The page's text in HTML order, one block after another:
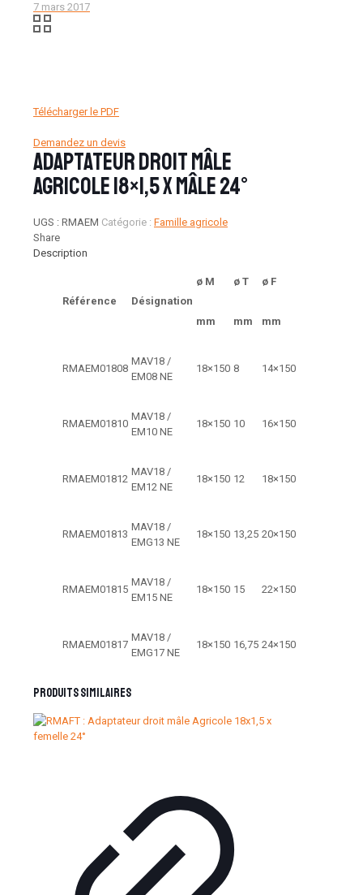
7 mars 2017
Télécharger le PDF
Demandez un devis
Adaptateur droit mâle
Agricole 18×1,5 x mâle 24°
UGS : RMAEM Catégorie : Famille agricole
Share
Description
Référence Désignation
ø M ø T ø F
mm mm mm
RMAEM01808
MAV18 /
EM08 NE
18×150 8 14×150
RMAEM01810
MAV18 /
EM10 NE
18×150 10 16×150
RMAEM01812
MAV18 /
EM12 NE
18×150 12 18×150
RMAEM01813
MAV18 /
EMG13 NE
18×150 13,25 20×150
RMAEM01815
MAV18 /
EM15 NE
18×150 15 22×150
RMAEM01817
MAV18 /
EMG17 NE
18×150 16,75 24×150
Produits similaires